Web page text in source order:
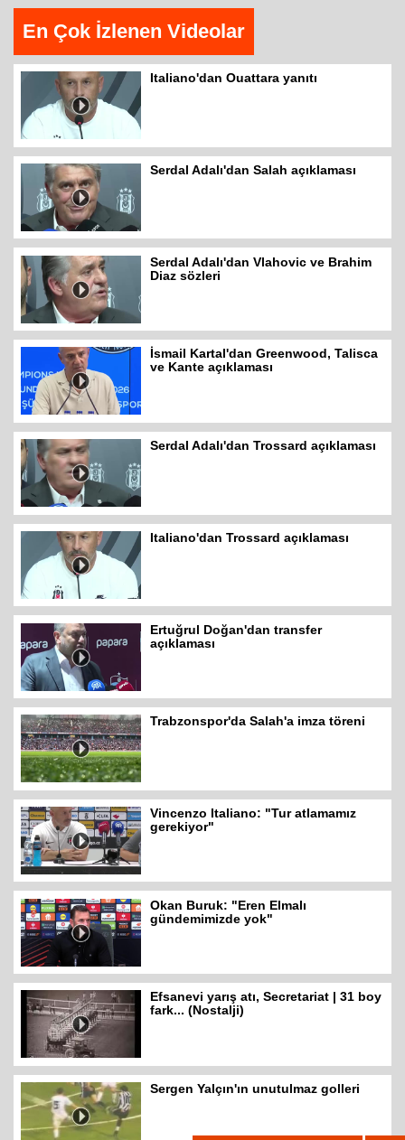
En Çok İzlenen Videolar
Italiano'dan Ouattara yanıtı
Serdal Adalı'dan Salah açıklaması
Serdal Adalı'dan Vlahovic ve Brahim
Diaz sözleri
İsmail Kartal'dan Greenwood, Talisca
ve Kante açıklaması
Serdal Adalı'dan Trossard açıklaması
Italiano'dan Trossard açıklaması
Ertuğrul Doğan'dan transfer
açıklaması
Trabzonspor'da Salah'a imza töreni
Vincenzo Italiano: "Tur atlamamız
gerekiyor"
Okan Buruk: "Eren Elmalı
gündemimizde yok"
Efsanevi yarış atı, Secretariat | 31 boy
fark... (Nostalji)
Sergen Yalçın'ın unutulmaz golleri